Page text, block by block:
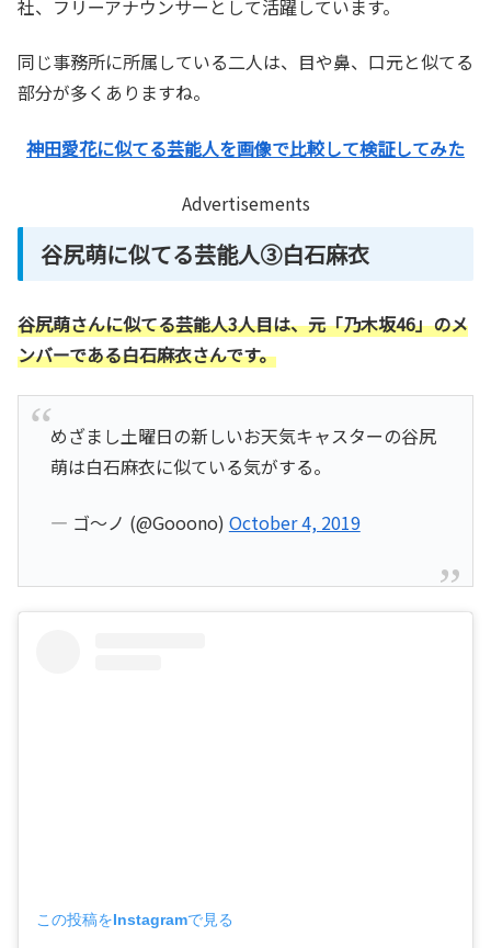
社、フリーアナウンサーとして活躍しています。
同じ事務所に所属している二人は、目や鼻、口元と似てる
部分が多くありますね。
神田愛花に似てる芸能人を画像で比較して検証してみた
Advertisements
谷尻萌に似てる芸能人③白石麻衣
谷尻萌さんに似てる芸能人3人目は、元「乃木坂46」のメ
ンバーである白石麻衣さんです。
めざまし土曜日の新しいお天気キャスターの谷尻
萌は白石麻衣に似ている気がする。
— ゴ～ノ (@Gooono) October 4, 2019
この投稿をInstagramで見る